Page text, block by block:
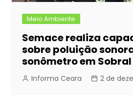
Meio Ambiente
Semace realiza
sobre poluição
sonômetro em Sobral
Informa Ceara 2 de